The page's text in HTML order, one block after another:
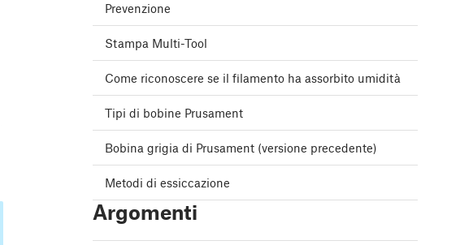
Prevenzione
Stampa Multi-Tool
Come riconoscere se il filamento ha assorbito umidità
Tipi di bobine Prusament
Bobina grigia di Prusament (versione precedente)
Metodi di essiccazione
Argomenti